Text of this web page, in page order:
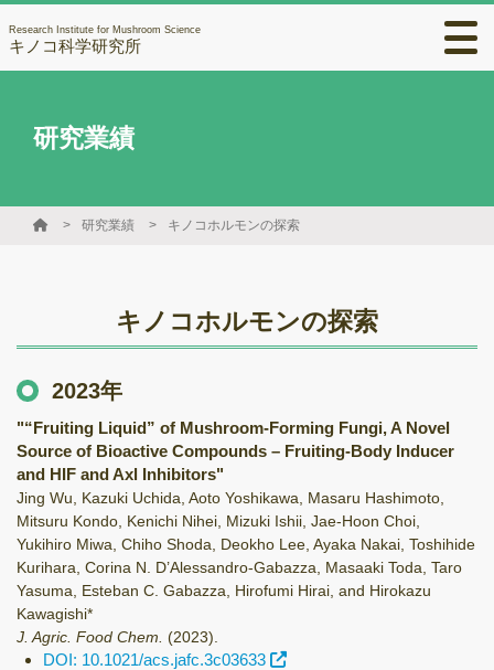
Research Institute for Mushroom Science
キノコ科学研究所
研究業績
研究業績 キノコホルモンの探索
キノコホルモンの探索
2023年
"“Fruiting Liquid” of Mushroom-Forming Fungi, A Novel
Source of Bioactive Compounds – Fruiting-Body Inducer
and HIF and Axl Inhibitors"
Jing Wu, Kazuki Uchida, Aoto Yoshikawa, Masaru Hashimoto,
Mitsuru Kondo, Kenichi Nihei, Mizuki Ishii, Jae-Hoon Choi,
Yukihiro Miwa, Chiho Shoda, Deokho Lee, Ayaka Nakai, Toshihide
Kurihara, Corina N. D’Alessandro-Gabazza, Masaaki Toda, Taro
Yasuma, Esteban C. Gabazza, Hirofumi Hirai, and Hirokazu
Kawagishi*
J. Agric. Food Chem. (2023)
DOI: 10.1021/acs.jafc.3c03633